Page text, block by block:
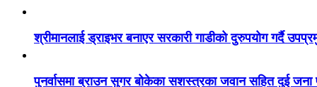
श्रीमानलाई ड्राइभर बनाएर सरकारी गाडीको दुरुपयोग गर्दै
पुनर्वासमा ब्राउन सुगर बोकेका सशस्त्रका जवान सहित दुई जना